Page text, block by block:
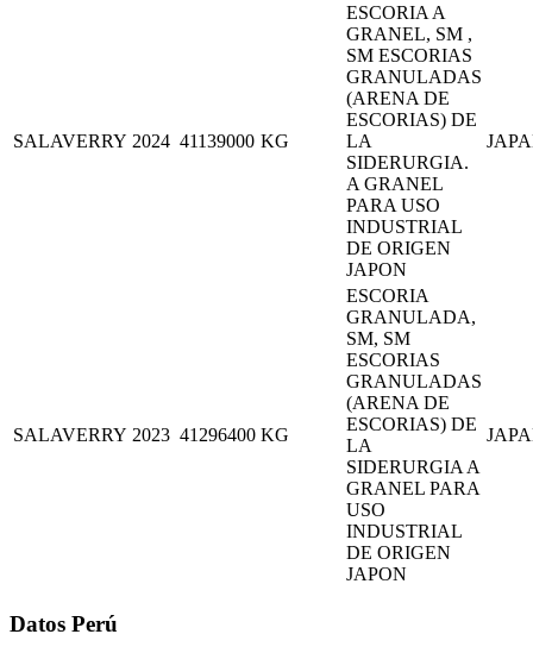
SALAVERRY 2024 41139000 KG
ESCORIA A
GRANEL, SM ,
SM ESCORIAS
GRANULADAS
(ARENA DE
ESCORIAS) DE
LA
SIDERURGIA.
A GRANEL
PARA USO
INDUSTRIAL
DE ORIGEN
JAPON
SALAVERRY 2023 41296400 KG
ESCORIA
GRANULADA,
SM, SM
ESCORIAS
GRANULADAS
(ARENA DE
ESCORIAS) DE
LA
SIDERURGIA A
GRANEL PARA
USO
INDUSTRIAL
DE ORIGEN
JAPON
Datos Perú